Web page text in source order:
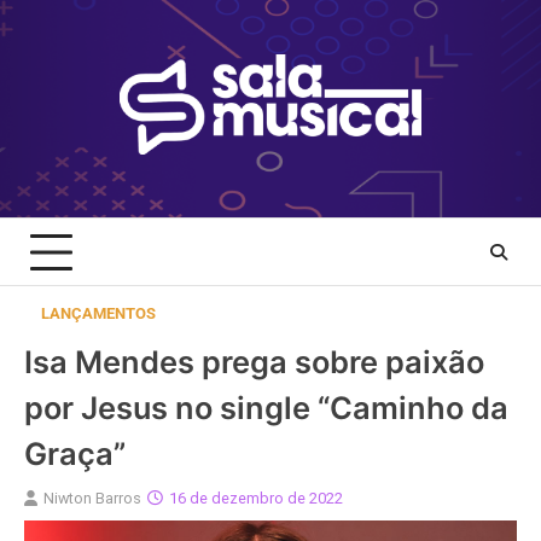
Skip
to
LANÇAMENTOS
Isa Mendes prega sobre paixão
por Jesus no single “Caminho da
Graça”
Niwton Barros 16 de dezembro de 2022